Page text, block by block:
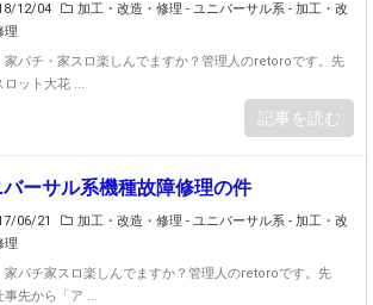
12/04 加工・改造・修理 - ユニバーサル系 - 加工・改
理
家パチ・家スロ楽しんでますか？管理人のretoroです。先
ロット大花 ...
記事を読む
ーサル系機種故障修理の件
06/21 加工・改造・修理 - ユニバーサル系 - 加工・改
理
家パチ家スロ楽しんでますか？管理人のretoroです。先
事先から「ア ...